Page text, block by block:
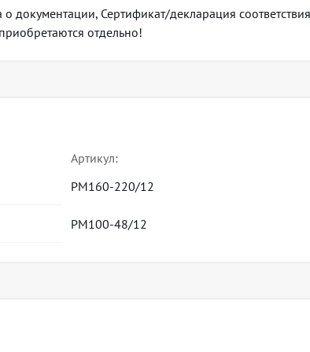
тока
документации, Сертификат/декларация
отдельно!
Артикул:
PM160-220/12
PM100-48/12